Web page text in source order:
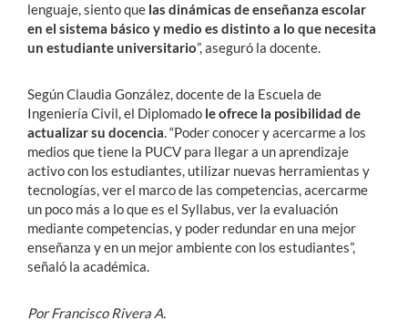
lenguaje, siento que las dinámicas de enseñanza escolar
en el sistema básico y medio es distinto a lo que necesita
un estudiante universitario”, aseguró la docente.
Según Claudia González, docente de la Escuela de
Ingeniería Civil, el Diplomado le ofrece la posibilidad de
actualizar su docencia. “Poder conocer y acercarme a los
medios que tiene la PUCV para llegar a un aprendizaje
activo con los estudiantes, utilizar nuevas herramientas y
tecnologías, ver el marco de las competencias, acercarme
un poco más a lo que es el Syllabus, ver la evaluación
mediante competencias, y poder redundar en una mejor
enseñanza y en un mejor ambiente con los estudiantes”,
señaló la académica.
Por Francisco Rivera A.